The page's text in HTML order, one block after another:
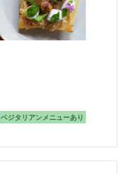
ベジタリアンメニューあり